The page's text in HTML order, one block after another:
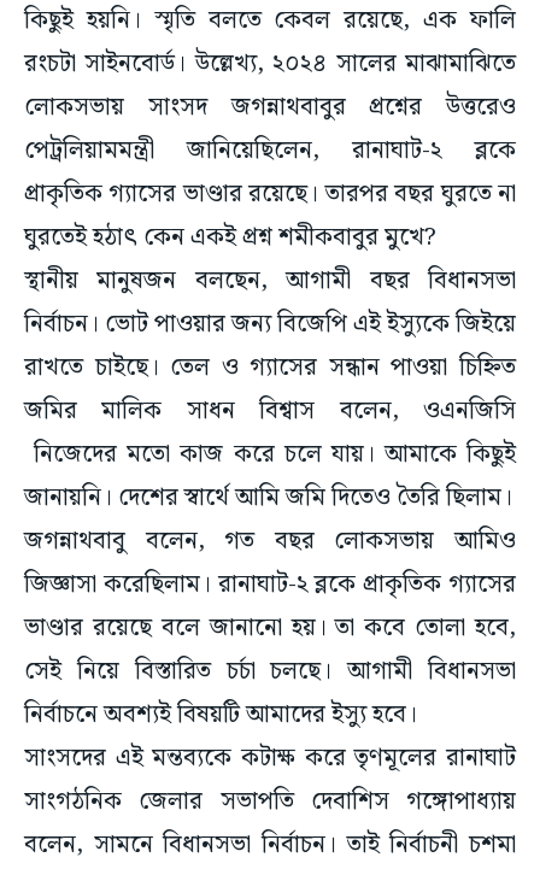
কিছুই হয়নি। স্মৃতি বলতে কেবল রয়েছে, এক ফালি
রংচটা সাইনবোর্ড। উল্লেখ্য, ২০২৪ সালের মাঝামাঝিতে
লোকসভায় সাংসদ জগন্নাথবাবুর প্রশ্নের উত্তরেও
পেট্রলিয়ামমন্ত্রী জানিয়েছিলেন, রানাঘাট-২ ব্লকে
প্রাকৃতিক গ্যাসের ভাণ্ডার রয়েছে। তারপর বছর ঘুরতে না
ঘুরতেই হঠাৎ কেন একই প্রশ্ন শমীকবাবুর মুখে?
স্থানীয় মানুষজন বলছেন, আগামী বছর বিধানসভা
নির্বাচন। ভোট পাওয়ার জন্য বিজেপি এই ইস্যুকে জিইয়ে
রাখতে চাইছে। তেল ও গ্যাসের সন্ধান পাওয়া চিহ্নিত
জমির মালিক সাধন বিশ্বাস বলেন, ওএনজিসি
নিজেদের মতো কাজ করে চলে যায়। আমাকে কিছুই
জানায়নি। দেশের স্বার্থে আমি জমি দিতেও তৈরি ছিলাম।
জগন্নাথবাবু বলেন, গত বছর লোকসভায় আমিও
জিজ্ঞাসা করেছিলাম। রানাঘাট-২ ব্লকে প্রাকৃতিক গ্যাসের
ভাণ্ডার রয়েছে বলে জানানো হয়। তা কবে তোলা হবে,
সেই নিয়ে বিস্তারিত চর্চা চলছে। আগামী বিধানসভা
নির্বাচনে অবশ্যই বিষয়টি আমাদের ইস্যু হবে।
সাংসদের এই মন্তব্যকে কটাক্ষ করে তৃণমূলের রানাঘাট
সাংগঠনিক জেলার সভাপতি দেবাশিস গঙ্গোপাধ্যায়
বলেন, সামনে বিধানসভা নির্বাচন। তাই নির্বাচনী চশমা